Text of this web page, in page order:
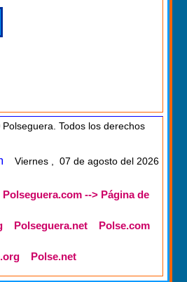
Todos los derechos
Viernes , 07 de agosto del 2026
Polseguera.com --> Página de
Polseguera.net Polse.com
Polse.net